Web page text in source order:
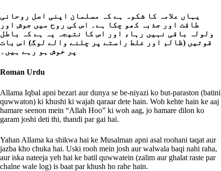
یہاں علامہ کا شکوہ ہے کہ مسلمان اپنی اصل روحانی
طاقت اور جذبہ کھو چکا ہے۔ اس کی روح میں جوش اور
ولولہ باقی نہیں رہا، اور اس کا نتیجہ یہ ہے کہ باطل
قوتیں (ظالم اور غلط راستے پر چلنے والے لوگ) اس بات
پر خوش ہو رہے ہیں۔
Roman Urdu
Allama Iqbal apni bezari aur dunya se be-niyazi ko but-paraston (batini
quwwaton) ki khushi ki wajah qaraar dete hain. Woh kehte hain ke aaj
hamare seenon mein “Allah Hoo” ki woh aag, jo hamare dilon ko
garam joshi deti thi, thandi par gai hai.
Yahan Allama ka shikwa hai ke Musalman apni asal roohani taqat aur
jazba kho chuka hai. Uski rooh mein josh aur walwala baqi nahi raha,
aur iska nateeja yeh hai ke batil quwwatein (zalim aur ghalat raste par
chalne wale log) is baat par khush ho rahe hain.